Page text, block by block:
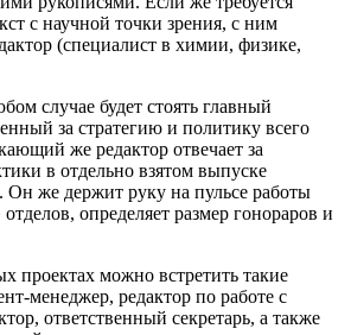
с научной точки зрения, с ним
(специалист в химии, физике,
случае будет стоять главный
за стратегию и политику всего
же редактор отвечает за
в отдельно взятом выпуске
Он же держит руку на пульсе работы
определяет размер гонораров и
проектах можно встретить такие
менеджер, редактор по работе с
ответственный секретарь, а также